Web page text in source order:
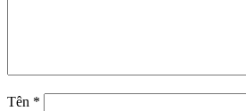
Tên *